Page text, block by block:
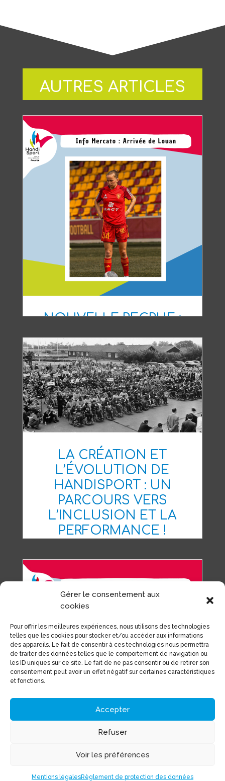
Gérer le consentement aux
cookies
Pour offrir les meilleures expériences, nous utilisons des technologies
telles que les cookies pour stocker et/ou accéder aux informations
des appareils. Le fait de consentir à ces technologies nous permettra
de traiter des données telles que le comportement de navigation ou
les ID uniques sur ce site. Le fait de ne pas consentir ou de retirer son
consentement peut avoir un effet négatif sur certaines caractéristiques
et fonctions.
Accepter
Refuser
Voir les préférences
Mentions légalesRèglement de protection des données
AUTRES ARTICLES
NOUVELLE RECRUE :
LA CRÉATION ET
L’ÉVOLUTION DE
HANDISPORT : UN
PARCOURS VERS
L’INCLUSION ET LA
PERFORMANCE !
MERCI ADRIEN ! BONNE
CONTINUATION